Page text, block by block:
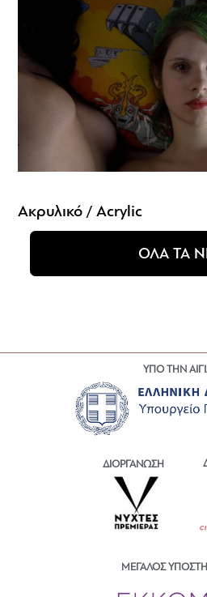
Ακρυλικό / Acrylic
ΟΛΑ ΤΑ
ΥΠΟ ΤΗΝ
ΔΙΟΡΓΑΝΩΣΗ
ΜΕΓΑΛΟΣ